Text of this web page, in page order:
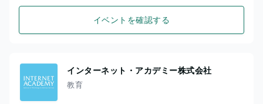
イベントを確認する
インターネット・アカデミー株式会社
教育